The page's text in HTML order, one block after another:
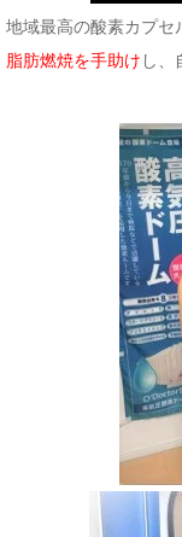
地域最高の酸素カプセ
脂肪燃焼を手助け し、